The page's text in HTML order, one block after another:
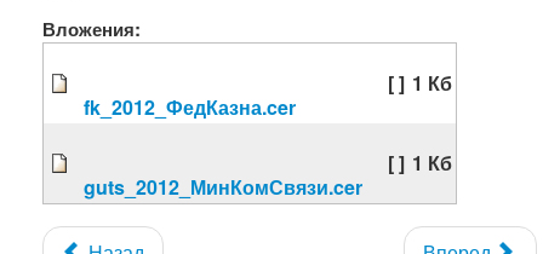
Вложения:
fk_2012_ФедКазна.cer
[ ] 1 Кб
guts_2012_МинКомСвязи.cer
[ ] 1 Кб